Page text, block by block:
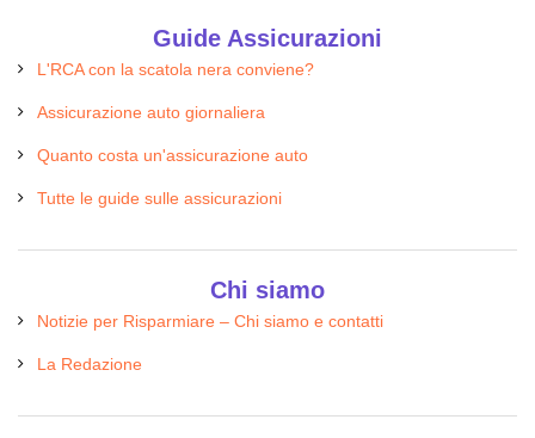
Guide Assicurazioni
L'RCA con la scatola nera conviene?
Assicurazione auto giornaliera
Quanto costa un'assicurazione auto
Tutte le guide sulle assicurazioni
Chi siamo
Notizie per Risparmiare – Chi siamo e contatti
La Redazione